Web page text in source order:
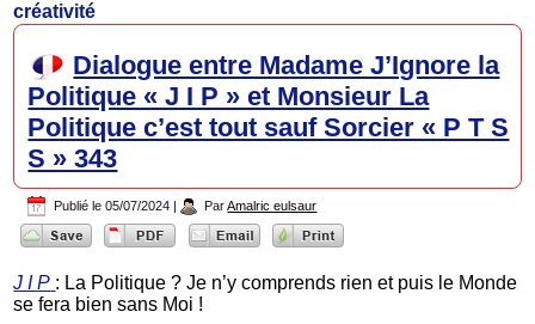
créativité
Dialogue entre Madame J’Ignore la
Politique « J I P » et Monsieur La
Politique c’est tout sauf Sorcier « P T S
S » 343
Publié le 05/07/2024 | Par Amalric eulsaur
J I P : La Politique ? Je n’y comprends rien et puis le Monde
se fera bien sans Moi !